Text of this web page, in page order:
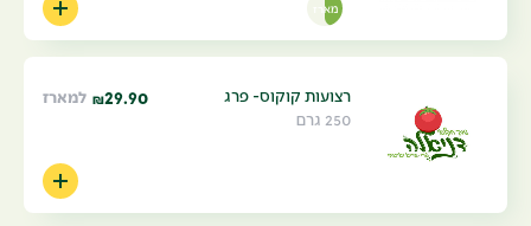
מארז
רצועות קוקוס- פרג
250 גרם
₪29.90 למארז